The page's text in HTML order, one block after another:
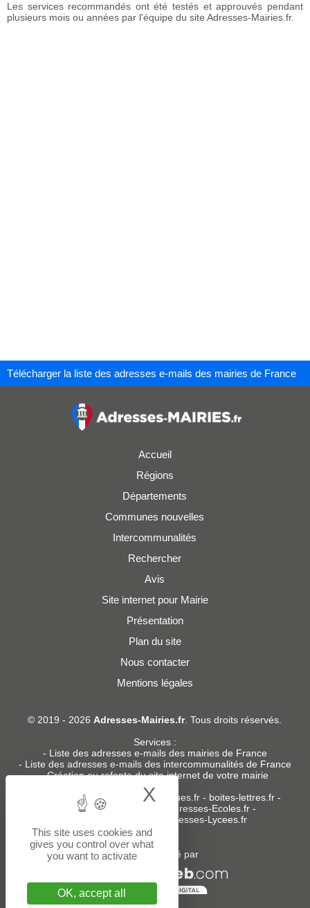
Les services recommandés ont été testés et approuvés pendant
plusieurs mois ou années par l'équipe du site Adresses-Mairies.fr.
Télécharger la liste des adresses e-mails des mairies de France
Accueil
Régions
Départements
Communes nouvelles
Intercommunalités
Rechercher
Avis
Site internet pour Mairie
Présentation
Plan du site
Nous contacter
Mentions légales
© 2019 - 2026Adresses-Mairies.fr. Tous droits réservés.
Services :
- Liste des adresses e-mails des mairies de France
- Liste des adresses e-mails des intercommunalités de France
-Création ou refonte du site internet de votre mairie
Sites partenaires: donneespubliques.fr - boites-lettres.fr -
bureaux.boites-lettres.fr
Adresses-Ecoles.fr -
Adresses-Lycees.fr
Un service édité par
This site uses cookies and
gives you control over what
you want to activate
OK, accept all
X Hide cookie